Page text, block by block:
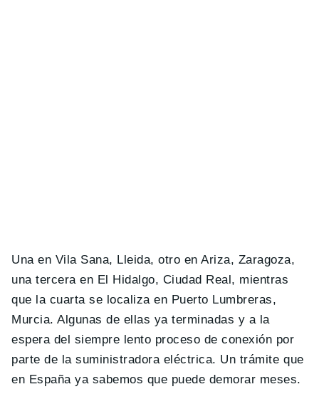
Una en Vila Sana, Lleida, otro en Ariza, Zaragoza,
una tercera en El Hidalgo, Ciudad Real, mientras
que la cuarta se localiza en Puerto Lumbreras,
Murcia. Algunas de ellas ya terminadas y a la
espera del siempre lento proceso de conexión por
parte de la suministradora eléctrica. Un trámite que
en España ya sabemos que puede demorar meses.